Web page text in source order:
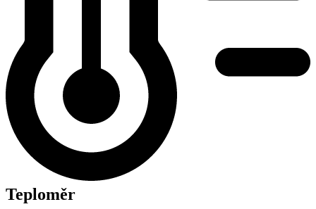
Teploměr